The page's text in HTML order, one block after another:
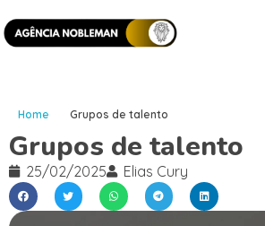
Home Grupos de talento
Grupos de talento
25/02/2025 Elias Cury